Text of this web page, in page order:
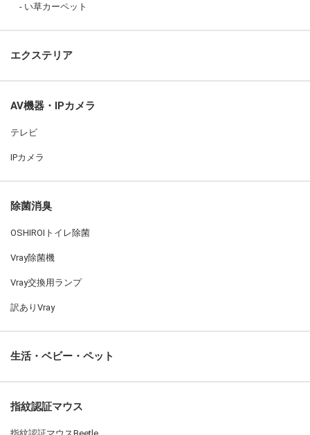
い草カーペット
エクステリア
AV機器・IPカメラ
テレビ
IPカメラ
除菌消臭
OSHIROIトイレ除菌
Vray除菌機
Vray交換用ランプ
訳ありVray
生活・ベビー・ペット
指紋認証マウス